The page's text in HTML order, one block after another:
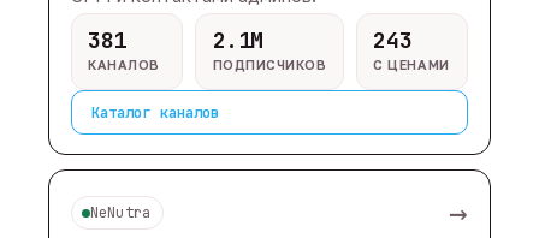
381
КАНАЛОВ
2.1M
ПОДПИСЧИКОВ
243
С ЦЕНАМИ
Каталог каналов
NeNutra →